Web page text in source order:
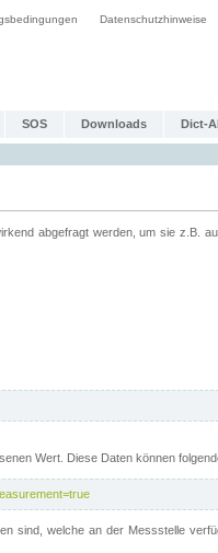
Datenschutzhinweise
SOS Downloads Dict-
abgefragt werden, um sie z.B.
Wert. Diese Daten können
sind, welche an der Messstelle